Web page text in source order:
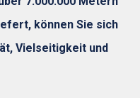
können Sie sich
Vielseitigkeit und